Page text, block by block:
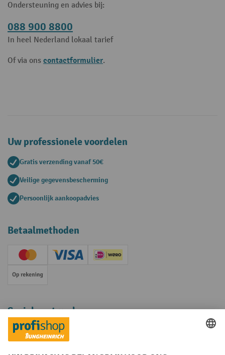
Ondersteuning en advies bij:
088 900 8800
In heel Nederland lokaal tarief
Of via ons contactformulier.
Uw professionele voordelen
Gratis verzending vanaf 50€
Veilige gegevensbescherming
Persoonlijk aankoopadvies
Betaalmethoden
Creditcard (Master)Creditcard (Visa)iDEAL | Wero
Op rekening
Sociale netwerken
Facebook
YouTube
LinkedInInstagram